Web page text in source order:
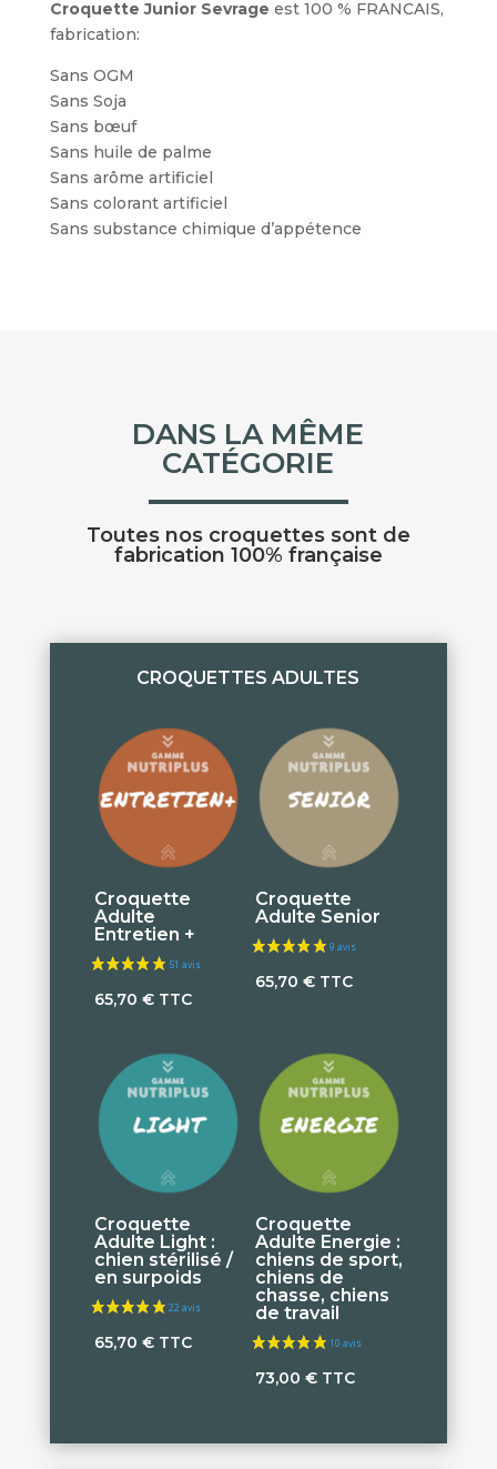
Croquette Junior Sevrage est 100 % FRANCAIS,
fabrication:
Sans OGM
Sans Soja
Sans bœuf
Sans huile de palme
Sans arôme artificiel
Sans colorant artificiel
Sans substance chimique d’appétence
DANS LA MÊME
CATÉGORIE
Toutes nos croquettes sont de
fabrication 100% française
CROQUETTES ADULTES
Croquette
Adulte
Entretien +
65,70 € TTC
Croquette
Adulte Senior
65,70 € TTC
Croquette
Adulte Light :
chien stérilisé /
en surpoids
65,70 € TTC
Croquette
Adulte Energie :
chiens de sport,
chiens de
chasse, chiens
de travail
73,00 € TTC